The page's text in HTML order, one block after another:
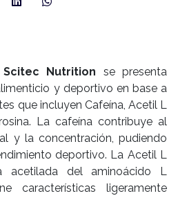
Scitec Nutrition se presenta
y deportivo en base a
que incluyen Cafeína, Acetil L
La cafeína contribuye al
y la concentración, pudiendo
deportivo. La Acetil L
acetilada del aminoácido L
características ligeramente